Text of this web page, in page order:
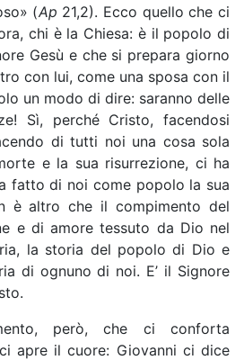
(Ap 21,2). Ecco quello che ci
chi è la Chiesa: è il popolo di
Gesù e che si prepara giorno
con lui, come una sposa con il
un modo di dire: saranno delle
Sì, perché Cristo, facendosi
di tutti noi una cosa sola
e la sua risurrezione, ci ha
fatto di noi come popolo la sua
è altro che il compimento del
e di amore tessuto da Dio nel
la storia del popolo di Dio e
di ognuno di noi. E’ il Signore
però, che ci conforta
apre il cuore: Giovanni ci dice